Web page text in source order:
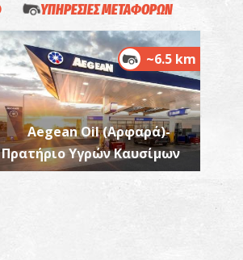
ΥΠΗΡΕΣΙΕΣ ΜΕΤΑΦΟΡΩΝ
~6.5 km
Aegean Oil (Αρφαρά)-
Πρατήριο Υγρών Καυσίμων